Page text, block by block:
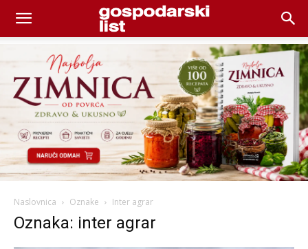
Naslovnica Oznake Inter agrar
Oznaka: inter agrar